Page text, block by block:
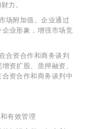
力。
附加值。企业通过
业形象，增强市场竞
资合作和商务谈判
资扩股、质押融资、
资合作和商务谈判中
有效管理